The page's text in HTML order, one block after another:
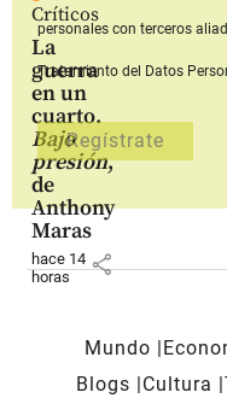
Críticos
La
guerra
en un
cuarto.
Bajo
presión,
de
Anthony
Maras
hace 14
horas
share
personales con terceros
Tratamiento del Datos
Mundo
Blogs
Cultura